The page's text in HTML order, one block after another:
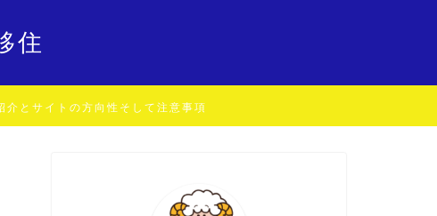
住
介とサイトの方向性そして注意事項